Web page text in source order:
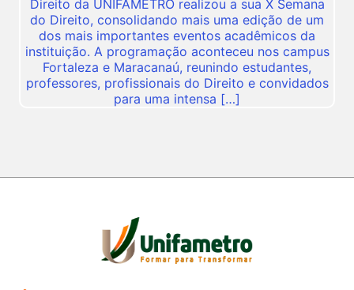
Direito da UNIFAMETRO realizou a sua X Semana
do Direito, consolidando mais uma edição de um
dos mais importantes eventos acadêmicos da
instituição. A programação aconteceu nos campus
Fortaleza e Maracanaú, reunindo estudantes,
professores, profissionais do Direito e convidados
para uma intensa […]